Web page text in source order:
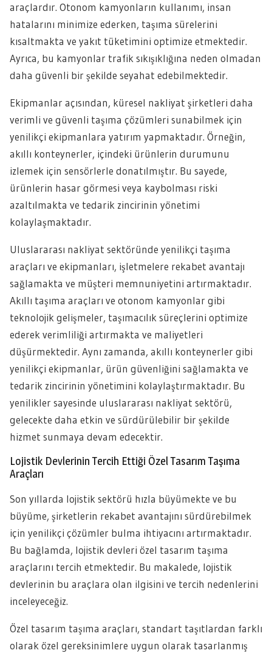
araçlardır. Otonom kamyonların kullanımı, insan
hatalarını minimize ederken, taşıma sürelerini
kısaltmakta ve yakıt tüketimini optimize etmektedir.
Ayrıca, bu kamyonlar trafik sıkışıklığına neden olmadan
daha güvenli bir şekilde seyahat edebilmektedir.
Ekipmanlar açısından, küresel nakliyat şirketleri daha
verimli ve güvenli taşıma çözümleri sunabilmek için
yenilikçi ekipmanlara yatırım yapmaktadır. Örneğin,
akıllı konteynerler, içindeki ürünlerin durumunu
izlemek için sensörlerle donatılmıştır. Bu sayede,
ürünlerin hasar görmesi veya kaybolması riski
azaltılmakta ve tedarik zincirinin yönetimi
kolaylaşmaktadır.
Uluslararası nakliyat sektöründe yenilikçi taşıma
araçları ve ekipmanları, işletmelere rekabet avantajı
sağlamakta ve müşteri memnuniyetini artırmaktadır.
Akıllı taşıma araçları ve otonom kamyonlar gibi
teknolojik gelişmeler, taşımacılık süreçlerini optimize
ederek verimliliği artırmakta ve maliyetleri
düşürmektedir. Aynı zamanda, akıllı konteynerler gibi
yenilikçi ekipmanlar, ürün güvenliğini sağlamakta ve
tedarik zincirinin yönetimini kolaylaştırmaktadır. Bu
yenilikler sayesinde uluslararası nakliyat sektörü,
gelecekte daha etkin ve sürdürülebilir bir şekilde
hizmet sunmaya devam edecektir.
Lojistik Devlerinin Tercih Ettiği Özel Tasarım Taşıma
Araçları
Son yıllarda lojistik sektörü hızla büyümekte ve bu
büyüme, şirketlerin rekabet avantajını sürdürebilmek
için yenilikçi çözümler bulma ihtiyacını artırmaktadır.
Bu bağlamda, lojistik devleri özel tasarım taşıma
araçlarını tercih etmektedir. Bu makalede, lojistik
devlerinin bu araçlara olan ilgisini ve tercih nedenlerini
inceleyeceğiz.
Özel tasarım taşıma araçları, standart taşıtlardan farklı
olarak özel gereksinimlere uygun olarak tasarlanmış